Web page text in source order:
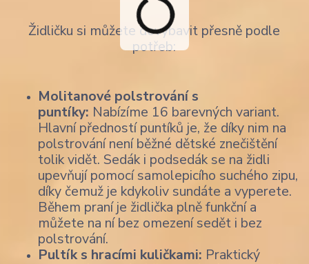
Židličku si můžete dovybavit přesně podle
potřeb:
Molitanové polstrování s
puntíky: Nabízíme 16 barevných variant.
Hlavní předností puntíků je, že díky nim na
polstrování není běžné dětské znečištění
tolik vidět. Sedák i podsedák se na židli
upevňují pomocí samolepicího suchého zipu,
díky čemuž je kdykoliv sundáte a vyperete.
Během praní je židlička plně funkční a
můžete na ní bez omezení sedět i bez
polstrování.
Pultík s hracími kuličkami: Praktický